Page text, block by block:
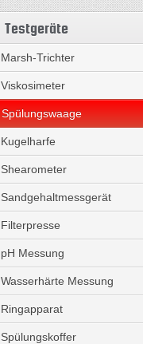
Testgeräte
Marsh-Trichter
Viskosimeter
Spülungswaage
Kugelharfe
Shearometer
Sandgehaltmessgerät
Filterpresse
pH Messung
Wasserhärte Messung
Ringapparat
Spülungskoffer